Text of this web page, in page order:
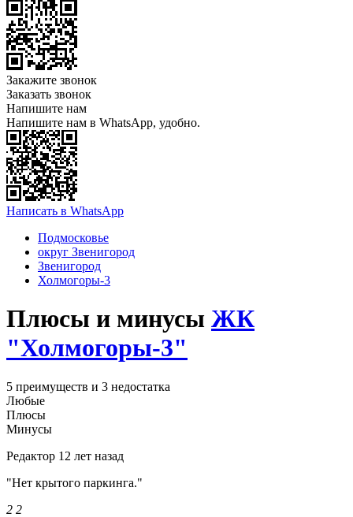
Закажите звонок
Заказать звонок
Напишите нам
Напишите нам в WhatsApp, удобно.
Написать в WhatsApp
Подмосковье
округ Звенигород
Звенигород
Холмогоры-3
Плюсы и минусы ЖК
"Холмогоры-3"
5 преимуществ и 3 недостатка
Любые
Плюсы
Минусы
Редактор 12 лет назад
"Нет крытого паркинга."
2 2